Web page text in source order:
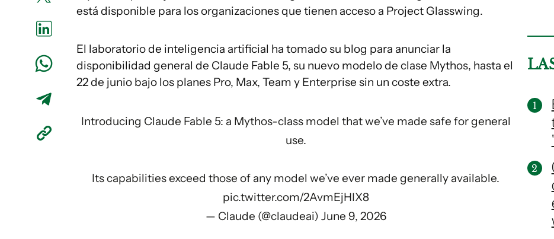
está disponible para los organizaciones que tienen acceso a Project Glasswing.
El laboratorio de inteligencia artificial ha tomado su blog para anunciar la
disponibilidad general de Claude Fable 5, su nuevo modelo de clase Mythos, hasta el
22 de junio bajo los planes Pro, Max, Team y Enterprise sin un coste extra.
Introducing Claude Fable 5: a Mythos-class model that we’ve made safe for general
use.
Its capabilities exceed those of any model we’ve ever made generally available.
pic.twitter.com/2AvmEjHIX8
— Claude (@claudeai) June 9, 2026